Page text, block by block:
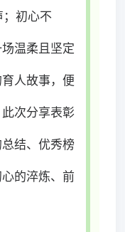
初心不
温柔且坚定
人故事，便
次分享表彰
结、优秀榜
的淬炼、前